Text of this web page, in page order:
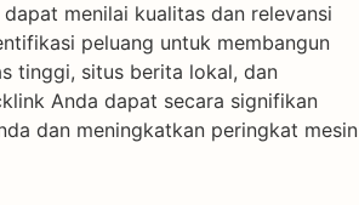
menilai kualitas dan relevansi
peluang untuk membangun
tinggi, situs berita lokal, dan
Anda dapat secara signifikan
dan meningkatkan peringkat mesin